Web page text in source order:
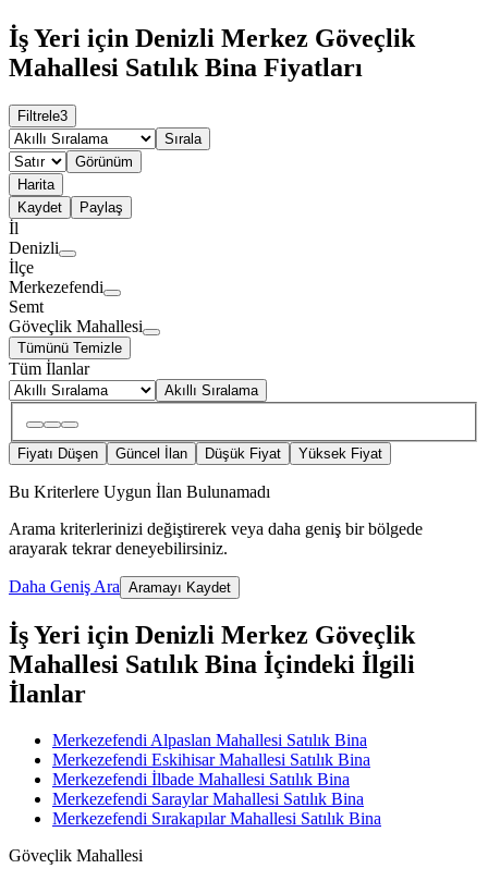
İş Yeri için Denizli Merkez Göveçlik
Mahallesi Satılık Bina Fiyatları
Filtrele3
Sırala
Görünüm
Harita
Kaydet
Paylaş
İl
Denizli
İlçe
Merkezefendi
Semt
Göveçlik Mahallesi
Tümünü Temizle
Tüm İlanlar
Akıllı Sıralama
Fiyatı Düşen Güncel İlan Düşük Fiyat Yüksek Fiyat
Bu Kriterlere Uygun İlan Bulunamadı
Arama kriterlerinizi değiştirerek veya daha geniş bir bölgede
arayarak tekrar deneyebilirsiniz.
Daha Geniş Ara Aramayı Kaydet
İş Yeri için Denizli Merkez Göveçlik
Mahallesi Satılık Bina İçindeki İlgili
İlanlar
Merkezefendi Alpaslan Mahallesi Satılık Bina
Merkezefendi Eskihisar Mahallesi Satılık Bina
Merkezefendi İlbade Mahallesi Satılık Bina
Merkezefendi Saraylar Mahallesi Satılık Bina
Merkezefendi Sırakapılar Mahallesi Satılık Bina
Göveçlik Mahallesi